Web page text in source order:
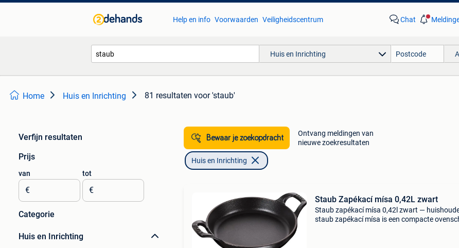
Help en info Voorwaarden Veiligheidscentrum Chat
Huis en Inrichting
Home Huis en Inrichting 81 resultaten voor 'staub'
Verfijn resultaten
Prijs
van
€
tot
€
Categorie
Huis en Inrichting
Bewaar je zoekopdracht
Ontvang meldingen van
nieuwe zoekresultaten
Huis en Inrichting
Staub Zapékací mísa 0,42L zwart
Staub zapékací mísa 0,42l zwart —
staub zapékací mísa is een compacte